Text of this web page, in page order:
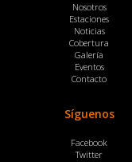
Nosotros
Estaciones
Noticias
Cobertura
Galería
Eventos
Contacto
Síguenos
Facebook
Twitter